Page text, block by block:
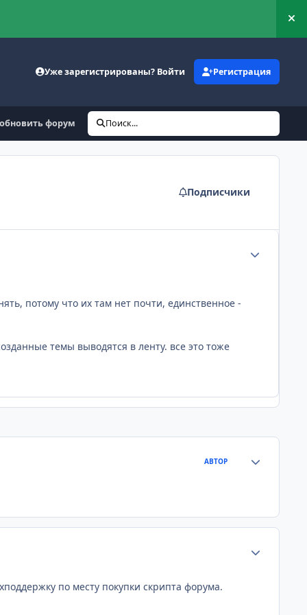
Уже зарегистрированы? Войти Регистрация
обновить форум Поиск...
Подписчики
потому что их там нет почти, единственное -
темы выводятся в ленту. все это тоже
АВТОР
по месту покупки скрипта форума.